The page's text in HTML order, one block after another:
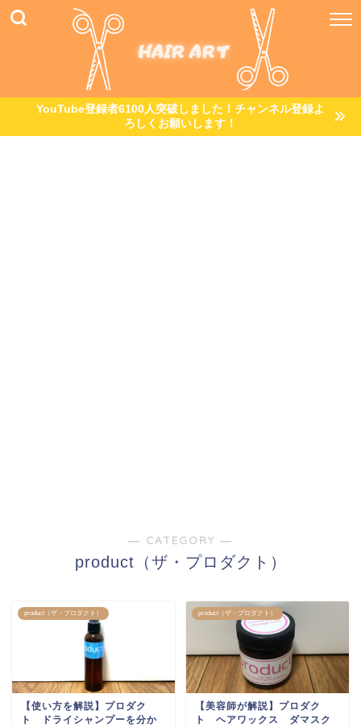
YouTube登録者6100人突破しました！チャンネル登録よ
ろしくお願いします！
― CATEGORY ―
product（ザ・プロダクト）
product（ザ・プロダクト）
【使い方を解説】プロダク
ト ドライシャンプーを分か
product（ザ・プロダクト）
【美容師が解説】プロダク
ト ヘアワックス ダマスク